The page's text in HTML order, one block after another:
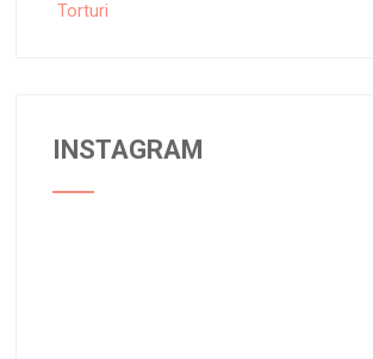
Torturi
INSTAGRAM